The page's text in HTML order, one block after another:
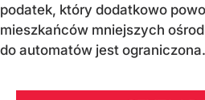
podatek, który dodatkowo
mieszkańców mniejszych
do automatów jest